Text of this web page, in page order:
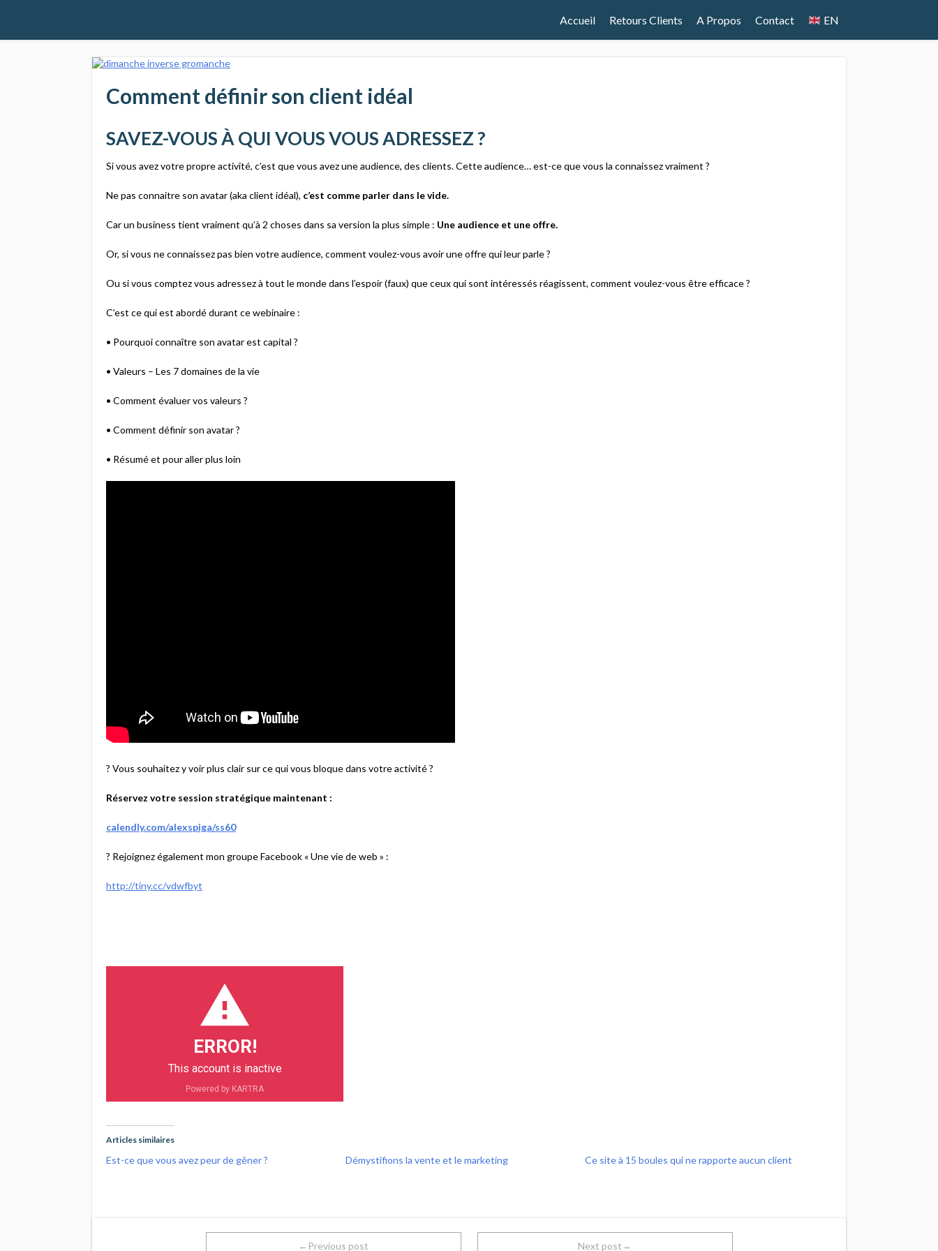
Accueil Retours Clients A Propos Contact EN
Comment définir son client idéal
SAVEZ-VOUS À QUI VOUS VOUS ADRESSEZ ?
Si vous avez votre propre activité, c’est que vous avez une audience, des clients. Cette audience… est-ce que vous la connaissez vraiment ?
Ne pas connaitre son avatar (aka client idéal), c’est comme parler dans le vide.
Car un business tient vraiment qu’à 2 choses dans sa version la plus simple : Une audience et une offre.
Or, si vous ne connaissez pas bien votre audience, comment voulez-vous avoir une offre qui leur parle ?
Ou si vous comptez vous adressez à tout le monde dans l’espoir (faux) que ceux qui sont intéressés réagissent, comment voulez-vous être efficace ?
C’est ce qui est abordé durant ce webinaire :
• Pourquoi connaître son avatar est capital ?
• Valeurs – Les 7 domaines de la vie
• Comment évaluer vos valeurs ?
• Comment définir son avatar ?
• Résumé et pour aller plus loin
? Vous souhaitez y voir plus clair sur ce qui vous bloque dans votre activité ?
Réservez votre session stratégique maintenant :
calendly.com/alexspiga/ss60
? Rejoignez également mon groupe Facebook « Une vie de web » :
http://tiny.cc/vdwfbyt
ERROR!
This account is inactive
Powered by KARTRA
Articles similaires
Est-ce que vous avez peur de gêner ? Démystifions la vente et le marketing Ce site à 15 boules qui ne rapporte aucun client
←Previous post Next post→